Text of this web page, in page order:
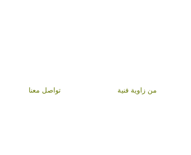
من زاوية فنية تواصل معنا